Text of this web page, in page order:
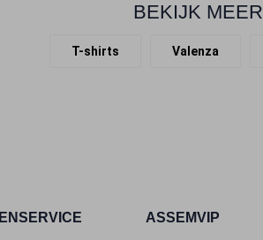
BEKIJK MEER
T-shirts Valenza
ASSEMVIP